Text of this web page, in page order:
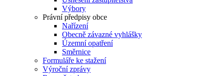
Výbory
Právní předpisy obce
Nařízení
Obecně závazné vyhlášky
Územní opatření
Směrnice
Formuláře ke stažení
Výroční zprávy